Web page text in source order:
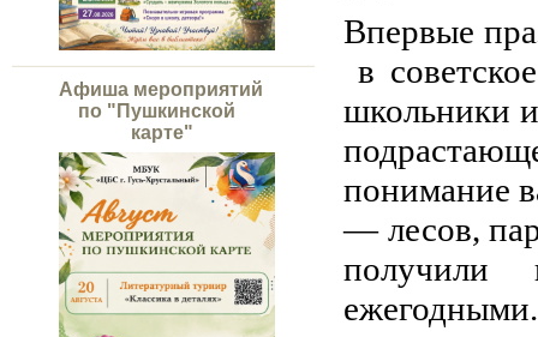
Афиша мероприятий
по "Пушкинской
карте"
Впервые
в
школьники
понимание
— лесов,
получили
ежегодными.